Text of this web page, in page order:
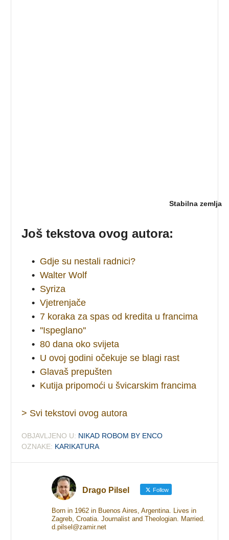
Stabilna zemlja
Još tekstova ovog autora:
• Gdje su nestali radnici?
• Walter Wolf
• Syriza
• Vjetrenjače
• 7 koraka za spas od kredita u francima
• ''Ispeglano''
• 80 dana oko svijeta
• U ovoj godini očekuje se blagi rast
• Glavaš prepušten
• Kutija pripomoći u švicarskim francima
> Svi tekstovi ovog autora
OBJAVLJENO U: NIKAD ROBOM BY ENCO
OZNAKE: KARIKATURA
Drago Pilsel Follow
Born in 1962 in Buenos Aires, Argentina. Lives in
Zagreb, Croatia. Journalist and Theologian. Married.
d.pilsel@zamir.net